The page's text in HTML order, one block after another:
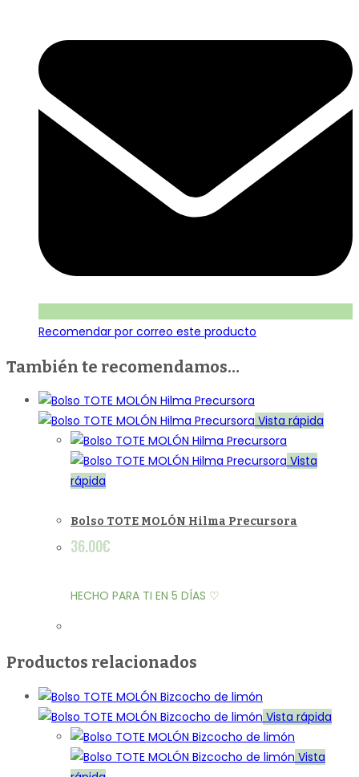
Recomendar por correo este producto
También te recomendamos…
Vista rápida
Vista
rápida
Bolso TOTE MOLÓN Hilma Precursora
36.00€
HECHO PARA TI EN 5 DÍAS ♡
Productos relacionados
Vista rápida
Vista